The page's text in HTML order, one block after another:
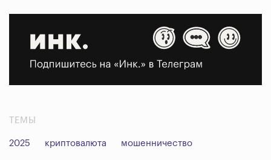
ТЕМЫ
2025 криптовалюта мошенничество